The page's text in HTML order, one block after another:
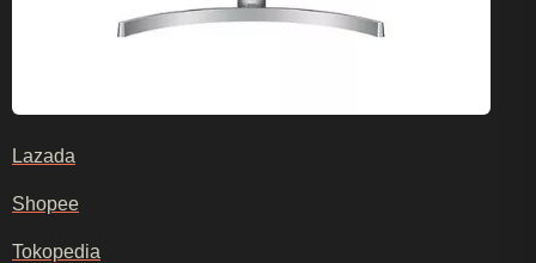
Lazada
Shopee
Tokopedia